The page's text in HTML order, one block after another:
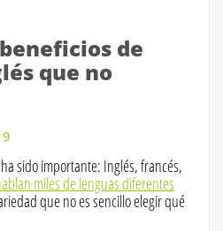
de
que no
sido importante: Inglés, francés,
miles de lenguas diferentes
que no es sencillo elegir qué